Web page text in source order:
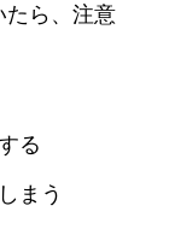
たら、注意
る
まう